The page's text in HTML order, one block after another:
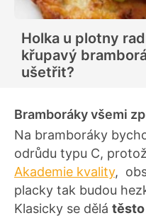
Holka u plotny
křupavý
ušetřit?
Bramboráky všemi
Na bramboráky
odrůdu typu C,
Akademie kvality,
placky tak budou
Klasicky se dělá